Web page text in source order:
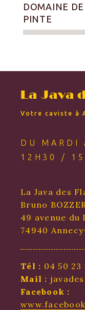
DOMAINE
PINTE
La Java
Votre caviste à
DU MARDI
12H30 /
La Java des
Bruno
49 avenue
74940
Tél : 04 50 23
Mail :
Facebook :